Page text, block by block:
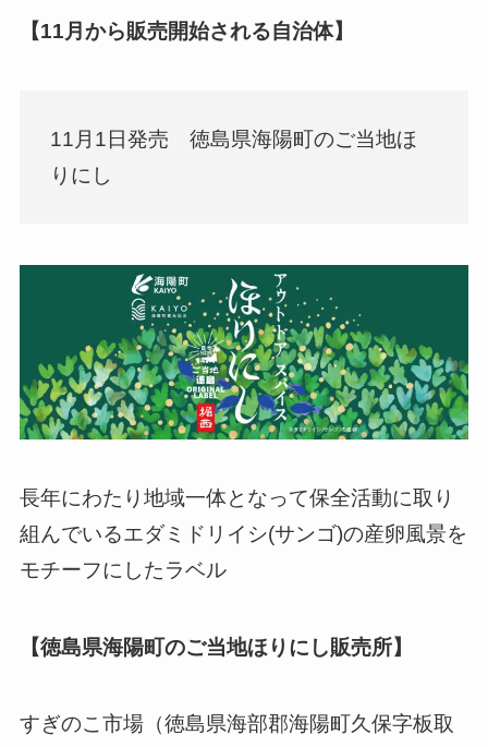
【11月から販売開始される自治体】
11月1日発売 徳島県海陽町のご当地ほ
りにし
長年にわたり地域一体となって保全活動に取り
組んでいるエダミドリイシ(サンゴ)の産卵風景を
モチーフにしたラベル
【徳島県海陽町のご当地ほりにし販売所】
すぎのこ市場（徳島県海部郡海陽町久保字板取